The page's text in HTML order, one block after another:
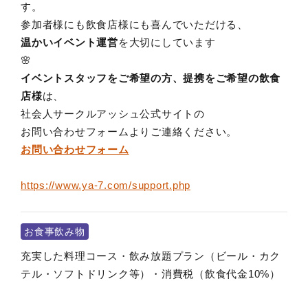
す。
参加者様にも飲食店様にも喜んでいただける、
温かいイベント運営を大切にしています
🌸
イベントスタッフをご希望の方、提携をご希望の飲食
店様は、
社会人サークルアッシュ公式サイトの
お問い合わせフォームよりご連絡ください。
お問い合わせフォーム
https://www.ya-7.com/support.php
お食事飲み物
充実した料理コース・飲み放題プラン（ビール・カク
テル・ソフトドリンク等）・消費税（飲食代金10%）